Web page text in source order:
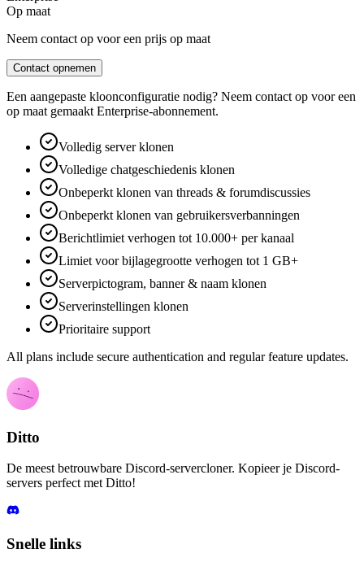
Op maat
Neem contact op voor een prijs op maat
Contact opnemen
Een aangepaste kloonconfiguratie nodig? Neem contact op voor een
op maat gemaakt Enterprise-abonnement.
Volledig server klonen
Volledige chatgeschiedenis klonen
Onbeperkt klonen van threads & forumdiscussies
Onbeperkt klonen van gebruikersverbanningen
Berichtlimiet verhogen tot 10.000+ per kanaal
Limiet voor bijlagegrootte verhogen tot 1 GB+
Serverpictogram, banner & naam klonen
Serverinstellingen klonen
Prioritaire support
All plans include secure authentication and regular feature updates.
Ditto
De meest betrouwbare Discord-servercloner. Kopieer je Discord-
servers perfect met Ditto!
Snelle links